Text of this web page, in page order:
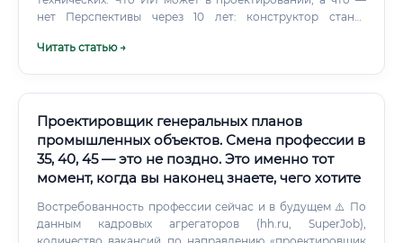
нет Перспективы через 10 лет: конструктор станет
тем, кто чертит вручную. Объём работы вырастет,
Читать статью →
Проектировщик генеральных планов
промышленных объектов. Смена профессии в
35, 40, 45 — это не поздно. Это именно тот
момент, когда вы наконец знаете, чего хотите
Востребованность профессии сейчас и в будущем ⚠️ По
данным кадровых агрегаторов (hh.ru, SuperJob),